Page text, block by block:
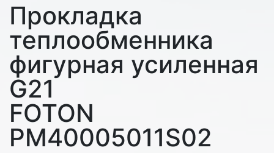
Прокладка
теплообменника
фигурная усиленная
G21
FOTON
PM40005011S02